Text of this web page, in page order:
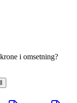
i omsetning?